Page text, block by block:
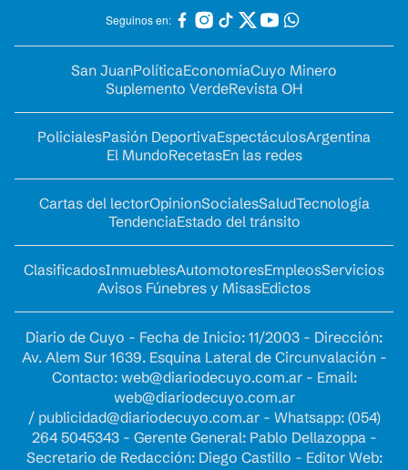
Seguinos en:
San JuanPolíticaEconomíaCuyo Minero
Suplemento VerdeRevista OH
PolicialesPasión DeportivaEspectáculosArgentina
El MundoRecetasEn las redes
Cartas del lectorOpinionSocialesSaludTecnología
TendenciaEstado del tránsito
ClasificadosInmueblesAutomotoresEmpleosServicios
Avisos Fúnebres y MisasEdictos
Diario de Cuyo - Fecha de Inicio: 11/2003 - Dirección:
Av. Alem Sur 1639. Esquina Lateral de Circunvalación -
Contacto: web@diariodecuyo.com.ar- Email:
web@diariodecuyo.com.ar
/ publicidad@diariodecuyo.com.ar- Whatsapp: (054)
264 5045343 - Gerente General: Pablo Dellazoppa -
Secretario de Redacción: Diego Castillo - Editor Web: